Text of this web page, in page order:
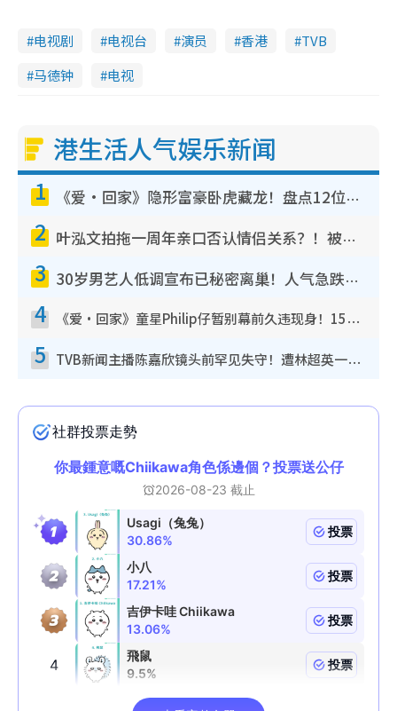
电视剧 电视台 演员 香港
TVB
马德钟
电视
港生活人气娱乐新闻
1 《爱·回家》隐形富豪卧虎藏龙！盘点12位财气逼人的有钱艺人：这位美女3亿身家不愁做
2 叶泓文拍拖一周年亲口否认情侣关系？！被质疑感情造假竟称GM“普通同事”
3 30岁男艺人低调宣布已秘密离巢！人气急跌变失踪人口：“这几年过得并不容易”
4 《爱·回家》童星Philip仔暂别幕前久违现身！15岁近况暴风成长长高变帅气少年
5 TVB新闻主播陈嘉欣镜头前罕见失守！遭林超英一句话突袭吓坏当场大笑